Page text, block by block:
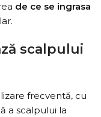
de ce se ingrasa
scalpului
frecventă, cu
a scalpului la